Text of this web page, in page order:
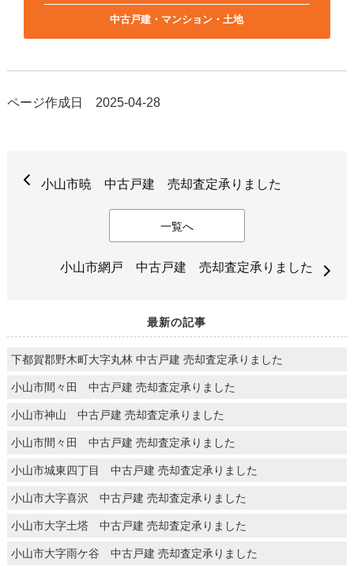
中古戸建・マンション・土地
ページ作成日 2025-04-28
小山市暁 中古戸建 売却査定承りました
一覧へ
小山市網戸 中古戸建 売却査定承りました
最新の記事
下都賀郡野木町大字丸林 中古戸建 売却査定承りました
小山市間々田 中古戸建 売却査定承りました
小山市神山 中古戸建 売却査定承りました
小山市間々田 中古戸建 売却査定承りました
小山市城東四丁目 中古戸建 売却査定承りました
小山市大字喜沢 中古戸建 売却査定承りました
小山市大字土塔 中古戸建 売却査定承りました
小山市大字雨ケ谷 中古戸建 売却査定承りました